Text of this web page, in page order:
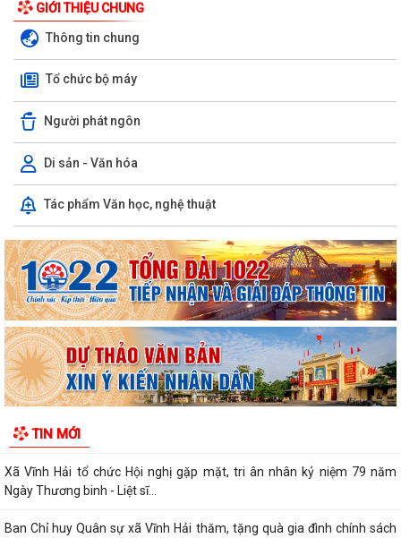
GIỚI THIỆU CHUNG
Thông tin chung
Tổ chức bộ máy
Người phát ngôn
Di sản - Văn hóa
Tác phẩm Văn học, nghệ thuật
TIN MỚI
tuần đầu tháng 8 năm 2026
Xã Vĩnh Hải tổ chức lễ khởi công xây dựng nhà tình nghĩa tặng gia đình
thương binh nhân dịp kỷ...
Hội liên hiệp phụ nữ xã Vĩnh Hải thăm hỏi, tặng quà thân nhân gia đình
chính sách, người có công...
Quyết định về việc phê duyệt phương án tái cấu trúc thủ tục hành
chính lĩnh vực trẻ em thuộc phạm...
sĩ, thương binh, bệnh binh và...
Xã Vĩnh Hải tổ chức Hội nghị gặp mặt, tri ân nhân kỷ niệm 79 năm
Ngày Thương binh - Liệt sĩ...
Ban Chỉ huy Quân sự xã Vĩnh Hải thăm, tặng quà gia đình chính sách